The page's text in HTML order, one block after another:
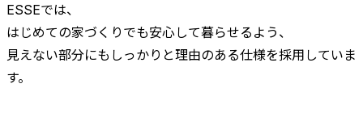
ESSEでは、
はじめての家づくりでも安心して暮らせるよう、
見えない部分にもしっかりと理由のある仕様を採用していま
す。